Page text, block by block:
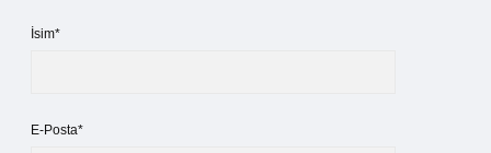
İsim*
E-Posta*